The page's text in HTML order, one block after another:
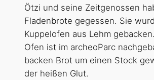
Ötzi und seine Zeitgenossen
Fladenbrote gegessen. Sie
Kuppelofen aus Lehm
Ofen ist im archeoParc
backen Brot um einen Stock
der heißen Glut.